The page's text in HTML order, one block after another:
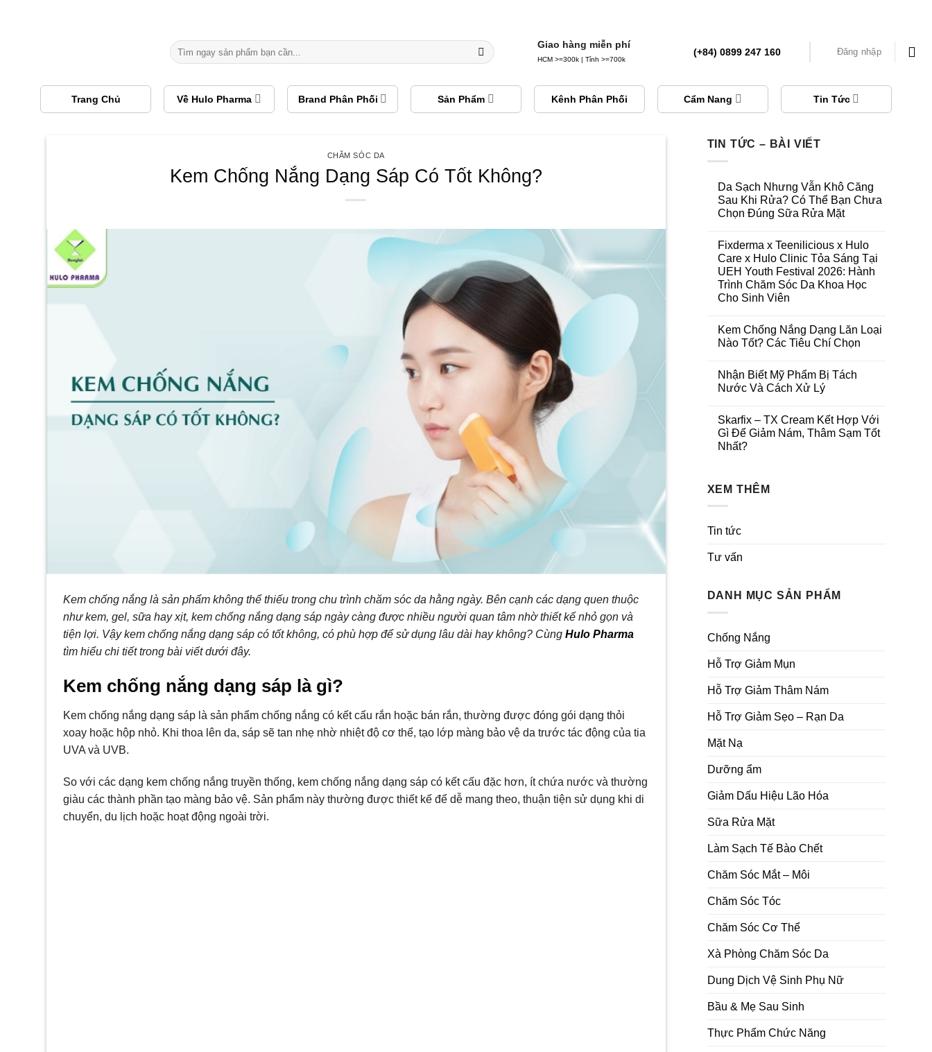
Tìm
kiếm:
Giao hàng miễn phí
HCM >=300k | Tỉnh >=700k
(+84) 0899 247 160 Đăng nhập
Trang Chủ Về Hulo Pharma Brand Phân Phối Sản Phẩm Kênh Phân Phối Cẩm Nang Tin Tức
CHĂM SÓC DA
Kem Chống Nắng Dạng Sáp Có Tốt Không?
Kem chống nắng là sản phẩm không thể thiếu trong chu trình chăm sóc da hằng ngày. Bên cạnh các dạng quen thuộc
như kem, gel, sữa hay xịt, kem chống nắng dạng sáp ngày càng được nhiều người quan tâm nhờ thiết kế nhỏ gọn và
tiện lợi. Vậy kem chống nắng dạng sáp có tốt không, có phù hợp để sử dụng lâu dài hay không? Cùng Hulo Pharma
tìm hiểu chi tiết trong bài viết dưới đây.
Kem chống nắng dạng sáp là gì?
Kem chống nắng dạng sáp là sản phẩm chống nắng có kết cấu rắn hoặc bán rắn, thường được đóng gói dạng thỏi
xoay hoặc hộp nhỏ. Khi thoa lên da, sáp sẽ tan nhẹ nhờ nhiệt độ cơ thể, tạo lớp màng bảo vệ da trước tác động của tia
UVA và UVB.
So với các dạng kem chống nắng truyền thống, kem chống nắng dạng sáp có kết cấu đặc hơn, ít chứa nước và thường
giàu các thành phần tạo màng bảo vệ. Sản phẩm này thường được thiết kế để dễ mang theo, thuận tiện sử dụng khi di
chuyển, du lịch hoặc hoạt động ngoài trời.
TIN TỨC – BÀI VIẾT
Da Sạch Nhưng Vẫn Khô Căng
Sau Khi Rửa? Có Thể Bạn Chưa
Chọn Đúng Sữa Rửa Mặt
Fixderma x Teenilicious x Hulo
Care x Hulo Clinic Tỏa Sáng Tại
UEH Youth Festival 2026: Hành
Trình Chăm Sóc Da Khoa Học
Cho Sinh Viên
Kem Chống Nắng Dạng Lăn Loại
Nào Tốt? Các Tiêu Chí Chọn
Nhận Biết Mỹ Phẩm Bị Tách
Nước Và Cách Xử Lý
Skarfix – TX Cream Kết Hợp Với
Gì Để Giảm Nám, Thâm Sạm Tốt
Nhất?
XEM THÊM
Tin tức
Tư vấn
DANH MỤC SẢN PHẨM
Chống Nắng
Hỗ Trợ Giảm Mụn
Hỗ Trợ Giảm Thâm Nám
Hỗ Trợ Giảm Sẹo – Rạn Da
Mặt Nạ
Dưỡng ẩm
Giảm Dấu Hiệu Lão Hóa
Sữa Rửa Mặt
Làm Sạch Tế Bào Chết
Chăm Sóc Mắt – Môi
Chăm Sóc Tóc
Chăm Sóc Cơ Thể
Xà Phòng Chăm Sóc Da
Dung Dịch Vệ Sinh Phụ Nữ
Bầu & Mẹ Sau Sinh
Thực Phẩm Chức Năng